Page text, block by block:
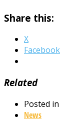
Share this:
X
Facebook
Related
Posted in
News